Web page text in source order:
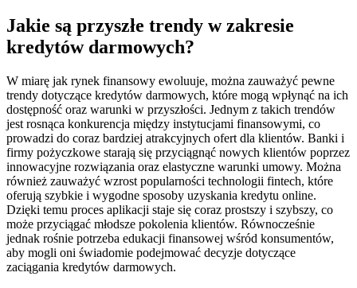
Jakie są przyszłe trendy w zakresie
kredytów darmowych?
W miarę jak rynek finansowy ewoluuje, można zauważyć pewne
trendy dotyczące kredytów darmowych, które mogą wpłynąć na ich
dostępność oraz warunki w przyszłości. Jednym z takich trendów
jest rosnąca konkurencja między instytucjami finansowymi, co
prowadzi do coraz bardziej atrakcyjnych ofert dla klientów. Banki i
firmy pożyczkowe starają się przyciągnąć nowych klientów poprzez
innowacyjne rozwiązania oraz elastyczne warunki umowy. Można
również zauważyć wzrost popularności technologii fintech, które
oferują szybkie i wygodne sposoby uzyskania kredytu online.
Dzięki temu proces aplikacji staje się coraz prostszy i szybszy, co
może przyciągać młodsze pokolenia klientów. Równocześnie
jednak rośnie potrzeba edukacji finansowej wśród konsumentów,
aby mogli oni świadomie podejmować decyzje dotyczące
zaciągania kredytów darmowych.